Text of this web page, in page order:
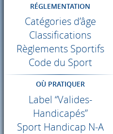
RÉGLEMENTATION
Catégories d’âge
Classifications
Règlements Sportifs
Code du Sport
OÙ PRATIQUER
Label “Valides-
Handicapés”
Sport Handicap N-A